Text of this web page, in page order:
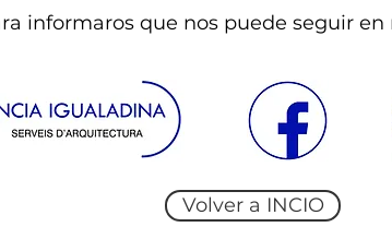
informaros que nos puede seguir en
Volver a INCIO